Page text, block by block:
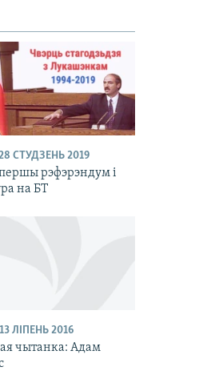
СТУДЗЕНЬ 2019
першы рэфэрэндум і
на БТ
ЛІПЕНЬ 2016
чытанка: Адам